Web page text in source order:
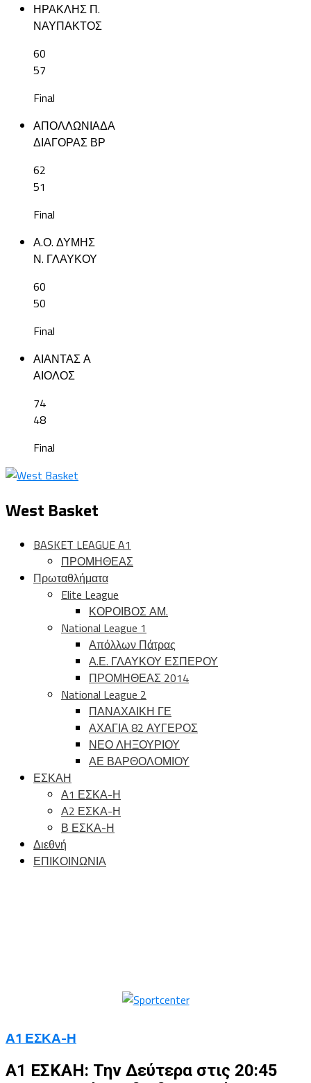
ΗΡΑΚΛΗΣ Π.
ΝΑΥΠΑΚΤΟΣ
60
57
Final
ΑΠΟΛΛΩΝΙΑΔΑ
ΔΙΑΓΟΡΑΣ ΒΡ
62
51
Final
Α.Ο. ΔΥΜΗΣ
Ν. ΓΛΑΥΚΟΥ
60
50
Final
ΑΙΑΝΤΑΣ Α
ΑΙΟΛΟΣ
74
48
Final
West Basket
BASKET LEAGUE A1
ΠΡΟΜΗΘΕΑΣ
Πρωταθλήματα
Elite League
ΚΟΡΟΙΒΟΣ ΑΜ.
National League 1
Απόλλων Πάτρας
Α.Ε. ΓΛΑΥΚΟΥ ΕΣΠΕΡΟΥ
ΠΡΟΜΗΘΕΑΣ 2014
National League 2
ΠΑΝΑΧΑΙΚΗ ΓΕ
ΑΧΑΓΙΑ 82 ΑΥΓΕΡΟΣ
ΝΕΟ ΛΗΞΟΥΡΙΟΥ
ΑΕ ΒΑΡΘΟΛΟΜΙΟΥ
ΕΣΚΑΗ
Α1 ΕΣΚΑ-Η
Α2 ΕΣΚΑ-Η
Β ΕΣΚΑ-Η
Διεθνή
ΕΠΙΚΟΙΝΩΝΙΑ
Α1 ΕΣΚΑ-Η
Α1 ΕΣΚΑΗ: Την Δεύτερα στις 20:45